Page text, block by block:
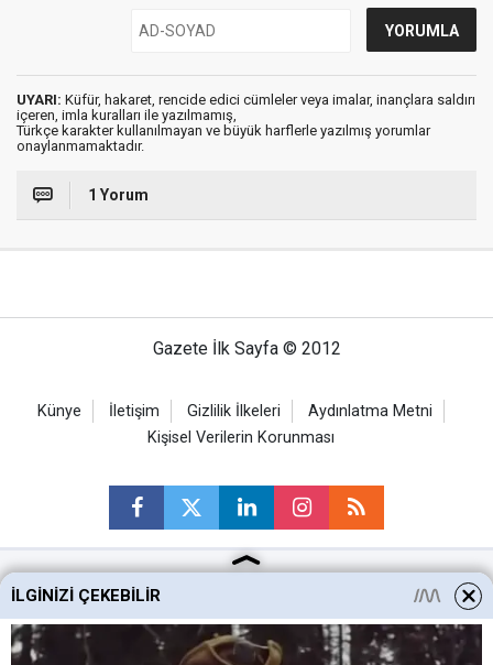
UYARI: Küfür, hakaret, rencide edici cümleler veya imalar, inançlara saldırı
içeren, imla kuralları ile yazılmamış,
Türkçe karakter kullanılmayan ve büyük harflerle yazılmış yorumlar
onaylanmamaktadır.
1 Yorum
Gazete İlk Sayfa © 2012
Künye İletişim Gizlilik İlkeleri
Aydınlatma Metni
Kişisel Verilerin Korunması
Ankara Haberleri
Keçiören Haberleri
İLGINIZI ÇEKEBILIR